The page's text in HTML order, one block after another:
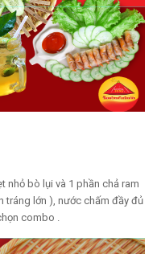
nhỏ bò lụi và 1 phần chả ram
tráng lớn ), nước chấm đầy đủ
combo .